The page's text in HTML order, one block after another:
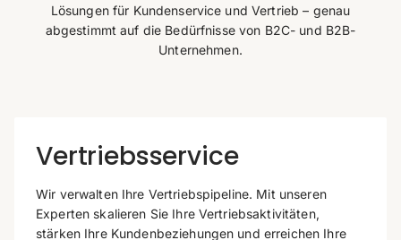
Lösungen für Kundenservice und Vertrieb – genau
abgestimmt auf die Bedürfnisse von B2C- und B2B-
Unternehmen.
Vertriebsservice
Wir verwalten Ihre Vertriebspipeline. Mit unseren
Experten skalieren Sie Ihre Vertriebsaktivitäten,
stärken Ihre Kundenbeziehungen und erreichen Ihre